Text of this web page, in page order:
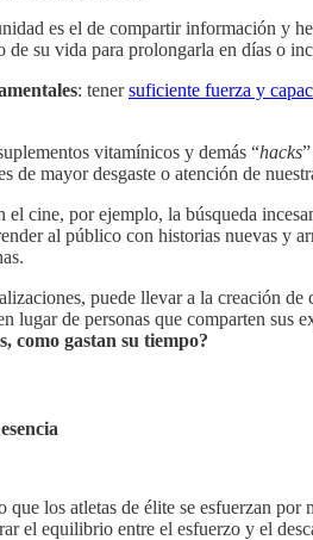
es el de compartir información y
de su vida para prolongarla en días o
: tenersuficiente fuerza y
vitamínicos y demás “hacks
de mayor desgaste o atención de
cine, por ejemplo, la búsqueda
al público con historias nuevas y
puede llevar a la creación
de personas que comparten sus
como gastan su tiempo?
los atletas de élite se esfuerzan por
el equilibrio entre el esfuerzo y el